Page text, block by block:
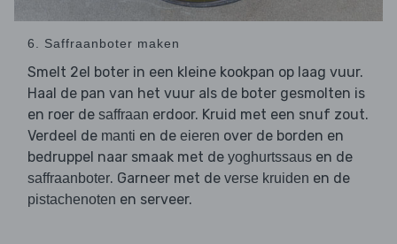
6. Saffraanboter maken
Smelt 2el boter in een kleine kookpan op laag vuur.
Haal de pan van het vuur als de boter gesmolten is
en roer de saffraan erdoor. Kruid met een snuf zout.
Verdeel de manti en de eieren over de borden en
bedruppel naar smaak met de yoghurtssaus en de
saffraanboter. Garneer met de verse kruiden en de
pistachenoten en serveer.